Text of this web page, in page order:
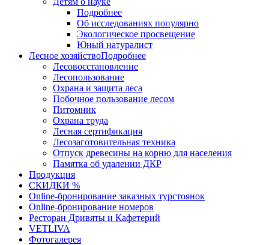
Подробнее
Об исследованиях популярно
Экологическое просвещение
Юный натуралист
Лесное хозяйствоПодробнее
Лесовосстановление
Лесопользование
Охрана и защита леса
Побочное пользование лесом
Питомник
Охрана труда
Лесная сертификация
Лесозаготовительная техника
Отпуск древесины на корню для населения
Памятка об удалении ДКР
Продукция
СКИДКИ %
Оnline-бронирование заказных турстоянок
Оnline-бронирование номеров
Ресторан Дривяты и Кафетерий
VETLIVA
Фотогалерея